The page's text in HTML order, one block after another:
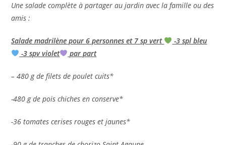
Une salade complète à partager au jardin avec la famille ou des
amis :
Salade madrilène pour 6 personnes et 7 sp vert
-3 spl bleu
-3 spv violet
par part
– 480 g de filets de poulet cuits*
-480 g de pois chiches en conserve*
-36 tomates cerises rouges et jaunes*